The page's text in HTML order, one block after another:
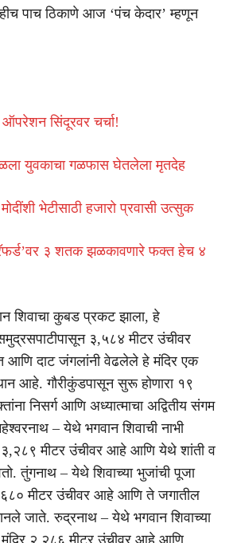
पाच ठिकाणे आज ‘पंच केदार’ म्हणून
सिंदूरवर चर्चा!
युवकाचा गळफास घेतलेला मृतदेह
भेटीसाठी हजारो प्रवासी उत्सुक
३ शतक झळकावणारे फक्त हेच ४
शिवाचा कुबड प्रकट झाला, हे
३,५८४ मीटर उंचीवर
आणि दाट जंगलांनी वेढलेले हे मंदिर एक
आहे. गौरीकुंडपासून सुरू होणारा १९
निसर्ग आणि अध्यात्माचा अद्वितीय संगम
– येथे भगवान शिवाची नाभी
मीटर उंचीवर आहे आणि येथे शांती व
तुंगनाथ – येथे शिवाच्या भुजांची पूजा
मीटर उंचीवर आहे आणि ते जगातील
जाते. रुद्रनाथ – येथे भगवान शिवाच्या
मंदिर २,२८६ मीटर उंचीवर आहे आणि